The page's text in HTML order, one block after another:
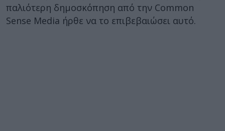
παλιότερη δημοσκόπηση από την Common
Sense Media ήρθε να το επιβεβαιώσει αυτό.